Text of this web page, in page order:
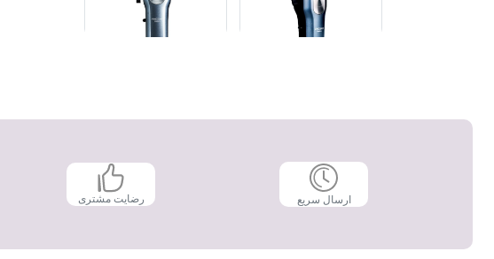
ارسال سریع رضایت مشتری